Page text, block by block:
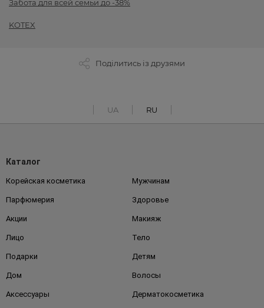
Забота для всей семьи до -38%
KOTEX
Поділитись із друзями
UA RU
Каталог
Корейская косметика Мужчинам
Парфюмерия Здоровье
Акции Макияж
Лицо Тело
Подарки Детям
Дом Волосы
Аксессуары Дерматокосметика